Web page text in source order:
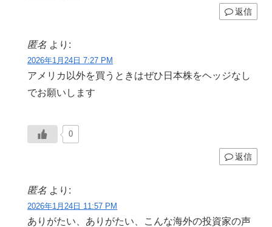
返信
匿名 より:
2026年1月24日 7:27 PM
アメリカ以外を買うときはぜひ日本株をヘッジなし
でお願いします
0
返信
匿名 より:
2026年1月24日 11:57 PM
ありがたい、ありがたい、こんな海外の投資家の声